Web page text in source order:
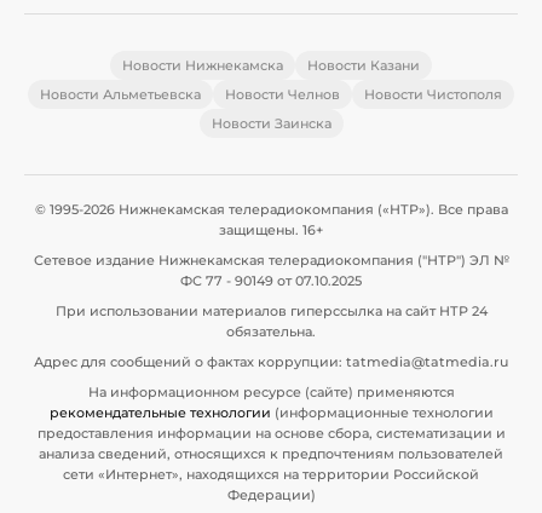
Новости Нижнекамска
Новости Казани
Новости Альметьевска
Новости Челнов
Новости Чистополя
Новости Заинска
© 1995-2026 Нижнекамская телерадиокомпания («НТР»). Все права
защищены. 16+
Сетевое издание Нижнекамская телерадиокомпания ("НТР") ЭЛ №
ФС 77 - 90149 от 07.10.2025
При использовании материалов гиперссылка на сайт НТР 24
обязательна.
Адрес для сообщений о фактах коррупции: tatmedia@tatmedia.ru
На информационном ресурсе (сайте) применяются
рекомендательные технологии (информационные технологии
предоставления информации на основе сбора, систематизации и
анализа сведений, относящихся к предпочтениям пользователей
сети «Интернет», находящихся на территории Российской
Федерации)